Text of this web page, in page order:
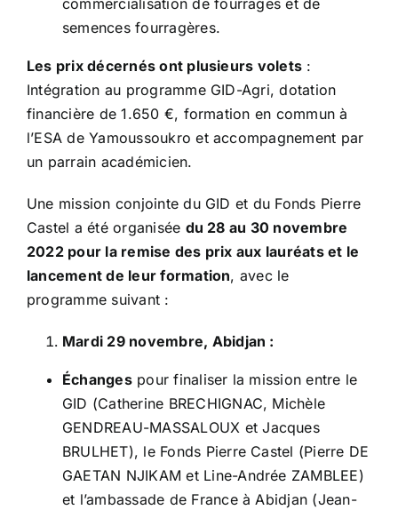
commercialisation de fourrages et de
semences fourragères.
Les prix décernés ont plusieurs volets :
Intégration au programme GID-Agri, dotation
financière de 1.650 €, formation en commun à
l’ESA de Yamoussoukro et accompagnement par
un parrain académicien.
Une mission conjointe du GID et du Fonds Pierre
Castel a été organisée du 28 au 30 novembre
2022 pour la remise des prix aux lauréats et le
lancement de leur formation, avec le
programme suivant :
Mardi 29 novembre, Abidjan :
Échangespour finaliser la mission entre le
GID (Catherine BRECHIGNAC, Michèle
GENDREAU-MASSALOUX et Jacques
BRULHET), le Fonds Pierre Castel (Pierre DE
GAETAN NJIKAM et Line-Andrée ZAMBLEE)
et l’ambassade de France à Abidjan (Jean-